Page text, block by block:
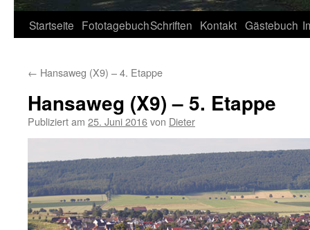
Startseite FototagebuchSchriften Kontakt Gästebuch
← Hansaweg (X9) – 4. Etappe
Hansaweg (X9) – 5. Etappe
Publiziert am 25. Juni 2016von Dieter